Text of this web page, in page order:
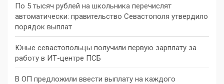
По 5 тысяч рублей на школьника перечислят
автоматически: правительство Севастополя утвердило
порядок выплат
Юные севастопольцы получили первую зарплату за
работу в ИТ-центре ПСБ
В ОП предложили ввести выплату на каждого